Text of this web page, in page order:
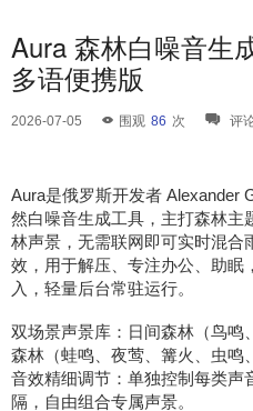
Aura 森林白噪音生
多语便携版
2026-07-05 围观 86 次 评
Aura是俄罗斯开发者 Alexander
然白噪音生成工具，主打森林主
林声景，无需联网即可实时混合
效，用于解压、专注办公、助眠
入，轻量后台常驻运行。
双场景声景库：日间森林（鸟鸣
森林（蛙鸣、夜莺、篝火、虫鸣
音效精细调节：单独控制每类声
隔，自由组合专属声景。